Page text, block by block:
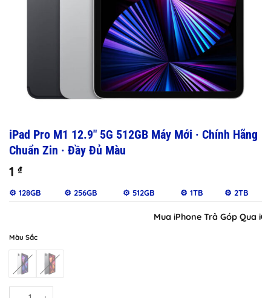
iPad Pro M1 12.9″ 5G 512GB Máy Mới · Chính Hãng
Chuẩn Zin · Đầy Đủ Màu
1 ₫
⚙️ 128GB ⚙️ 256GB ⚙️ 512GB ⚙️ 1TB ⚙️ 2TB
Mua iPhone Trả Góp Qua
Màu Sắc
iPad Pro M1 12.9" 5G 512GB Máy Mới · Chính Hãng Chuẩn Zin · Đầy